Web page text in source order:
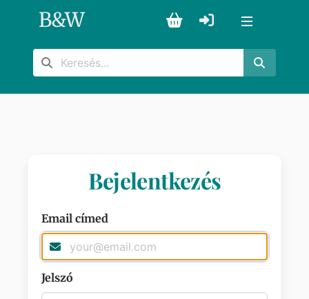
B&W
Bejelentkezés
Email címed
Jelszó